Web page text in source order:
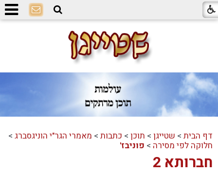
דף הבית > שטייגן > תוכן > כתבות > מאמרי הגר"י הוניגסברג >
חלוקה לפי מסירה > פוניבז'
חברותא 2